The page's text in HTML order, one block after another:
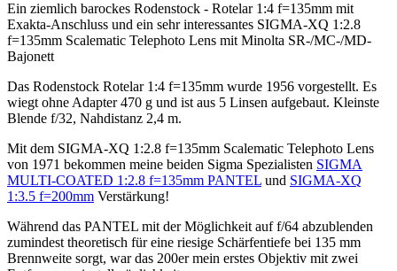
Ein ziemlich barockes Rodenstock - Rotelar 1:4 f=135mm mit
Exakta-Anschluss und ein sehr interessantes SIGMA-XQ 1:2.8
f=135mm Scalematic Telephoto Lens mit Minolta SR-/MC-/MD-
Bajonett
Das Rodenstock Rotelar 1:4 f=135mm wurde 1956 vorgestellt. Es
wiegt ohne Adapter 470 g und ist aus 5 Linsen aufgebaut. Kleinste
Blende f/32, Nahdistanz 2,4 m.
Mit dem SIGMA-XQ 1:2.8 f=135mm Scalematic Telephoto Lens
von 1971 bekommen meine beiden Sigma Spezialisten SIGMA
MULTI-COATED 1:2.8 f=135mm PANTEL und SIGMA-XQ
1:3.5 f=200mm Verstärkung!
Während das PANTEL mit der Möglichkeit auf f/64 abzublenden
zumindest theoretisch für eine riesige Schärfentiefe bei 135 mm
Brennweite sorgt, war das 200er mein erstes Objektiv mit zwei